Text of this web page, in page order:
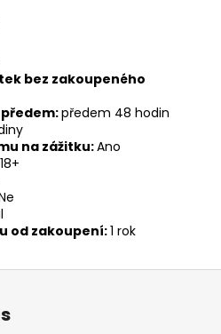
bez zakoupeného
předem 48 hodin
na zážitku:Ano
18+
od zakoupení:1 rok